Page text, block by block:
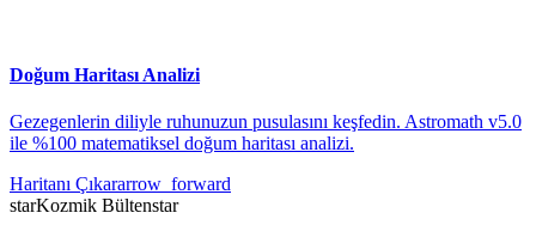
Doğum Haritası Analizi
Gezegenlerin diliyle ruhunuzun pusulasını keşfedin. Astromath v5.0
ile %100 matematiksel doğum haritası analizi.
Haritanı Çıkararrow_forward
starKozmik Bültenstar